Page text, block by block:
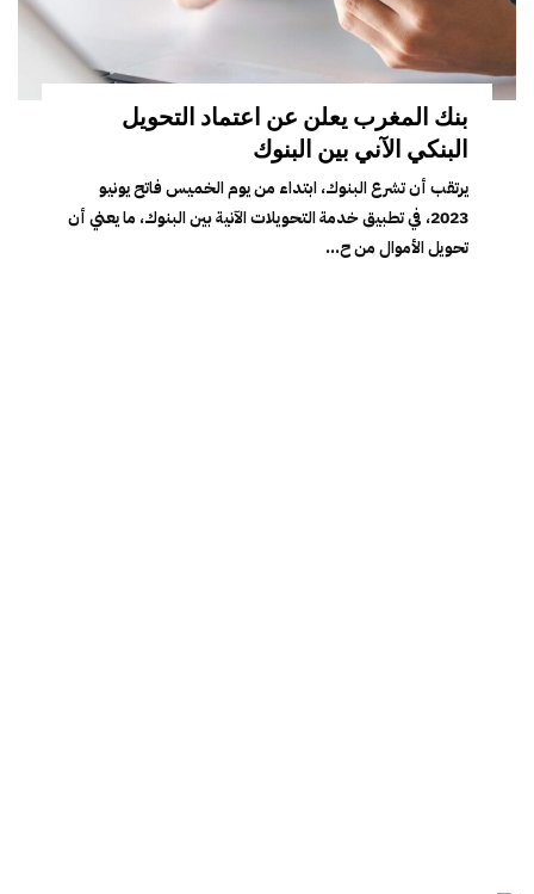
بنك المغرب يعلن عن اعتماد التحويل
البنكي الآني بين البنوك
يرتقب أن تشرع البنوك، ابتداء من يوم الخميس فاتح يونيو
2023، في تطبيق خدمة التحويلات الآنية بين البنوك، ما يعني أن
تحويل الأموال من ح...